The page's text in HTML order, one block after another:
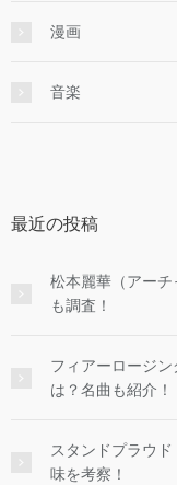
漫画
音楽
最近の投稿
松本麗華（アー
も調査！
フィアーロージ
は？名曲も紹介！
スタンドプラウ
味を考察！